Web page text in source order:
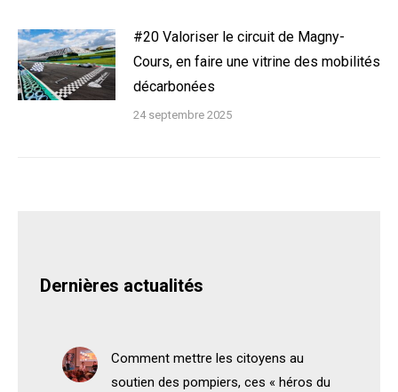
#20 Valoriser le circuit de Magny-
Cours, en faire une vitrine des mobilités
décarbonées
24 septembre 2025
Dernières actualités
Comment mettre les citoyens au
soutien des pompiers, ces « héros du